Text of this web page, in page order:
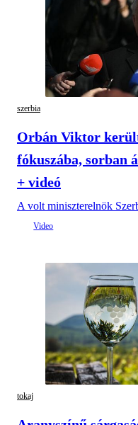
szerbia
Orbán Viktor
fókuszába, sorban
+ videó
A volt miniszterelnök
tokaj